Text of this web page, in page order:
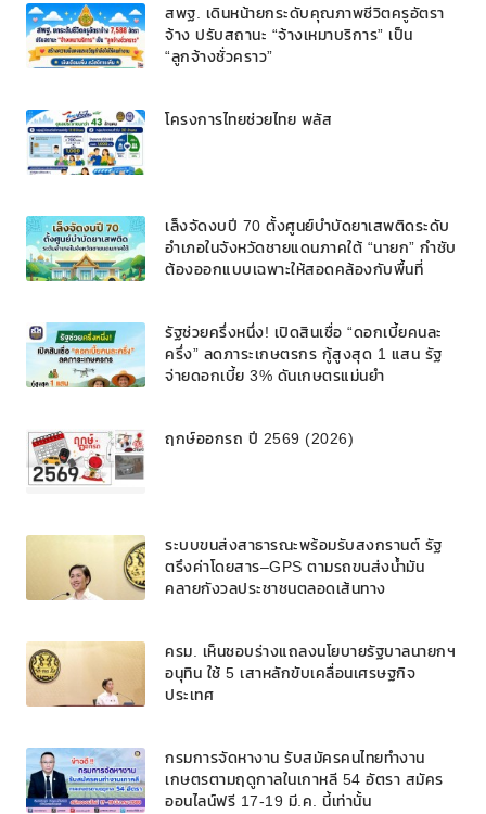
สพฐ. เดินหน้ายกระดับคุณภาพชีวิตครูอัตรา
จ้าง ปรับสถานะ “จ้างเหมาบริการ” เป็น
“ลูกจ้างชั่วคราว”
โครงการไทยช่วยไทย พลัส
เล็งจัดงบปี 70 ตั้งศูนย์บำบัดยาเสพติดระดับ
อำเภอในจังหวัดชายแดนภาคใต้ “นายก” กำชับ
ต้องออกแบบเฉพาะให้สอดคล้องกับพื้นที่
รัฐช่วยครึ่งหนึ่ง! เปิดสินเชื่อ “ดอกเบี้ยคนละ
ครึ่ง” ลดภาระเกษตรกร กู้สูงสุด 1 แสน รัฐ
จ่ายดอกเบี้ย 3% ดันเกษตรแม่นยำ
ฤกษ์ออกรถ ปี 2569 (2026)
ระบบขนส่งสาธารณะพร้อมรับสงกรานต์ รัฐ
ตรึงค่าโดยสาร–GPS ตามรถขนส่งน้ำมัน
คลายกังวลประชาชนตลอดเส้นทาง
ครม. เห็นชอบร่างแถลงนโยบายรัฐบาลนายกฯ
อนุทิน ใช้ 5 เสาหลักขับเคลื่อนเศรษฐกิจ
ประเทศ
กรมการจัดหางาน รับสมัครคนไทยทำงาน
เกษตรตามฤดูกาลในเกาหลี 54 อัตรา สมัคร
ออนไลน์ฟรี 17-19 มี.ค. นี้เท่านั้น